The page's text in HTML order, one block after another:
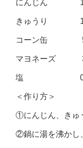
にんじん
きゅうり
コーン缶 5
マヨネーズ 3
塩 0.1
＜作り方＞
①にんじん、きゅ
②鍋に湯を沸かし